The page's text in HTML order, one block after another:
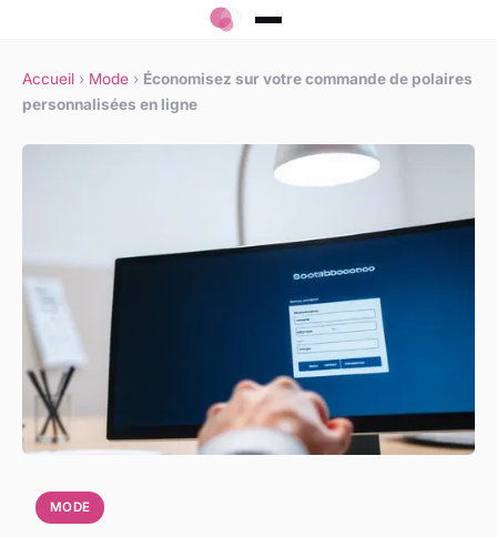
Accueil › Mode › Économisez sur votre commande de polaires
personnalisées en ligne
MODE